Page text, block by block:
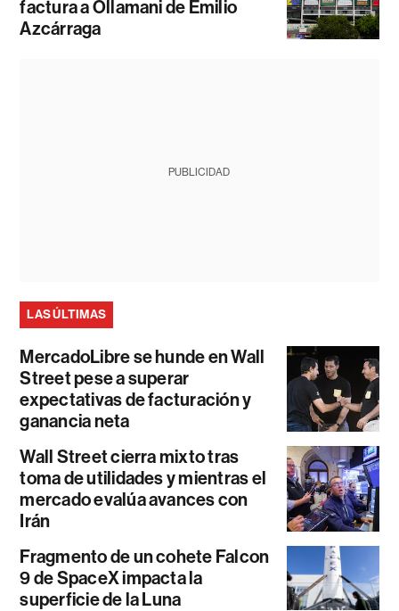
factura a Ollamani de Emilio
Azcárraga
PUBLICIDAD
LAS ÚLTIMAS
MercadoLibre se hunde en Wall
Street pese a superar
expectativas de facturación y
ganancia neta
Wall Street cierra mixto tras
toma de utilidades y mientras el
mercado evalúa avances con
Irán
Fragmento de un cohete Falcon
9 de SpaceX impacta la
superficie de la Luna